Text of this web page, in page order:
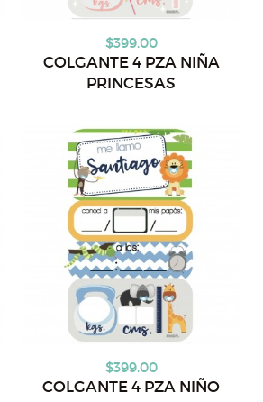
$399.00
COLGANTE 4 PZA NIÑA
PRINCESAS
$399.00
COLGANTE 4 PZA NIÑO